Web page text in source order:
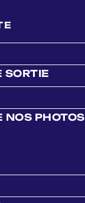
SORTIE
NOS PHOTOS